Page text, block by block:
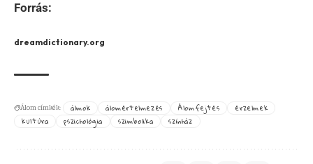
Forrás:
dreamdictionary.org
Álom címkék: álmok álomértelmezés Álomfejtés
érzelmek
kultúra
pszichológia szimbolika színház